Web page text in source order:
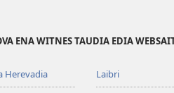
ENA WITNES TAUDIA EDIA
Herevadia Laibri